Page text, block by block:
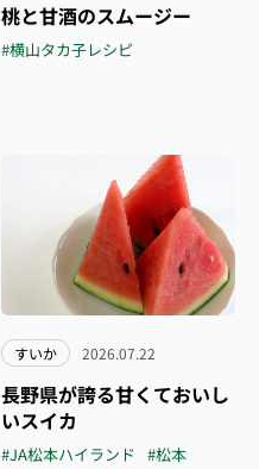
桃と甘酒のスムージー
#横山タカ子レシピ
すいか 2026.07.22
長野県が誇る甘くておいし
いスイカ
#JA松本ハイランド #松本